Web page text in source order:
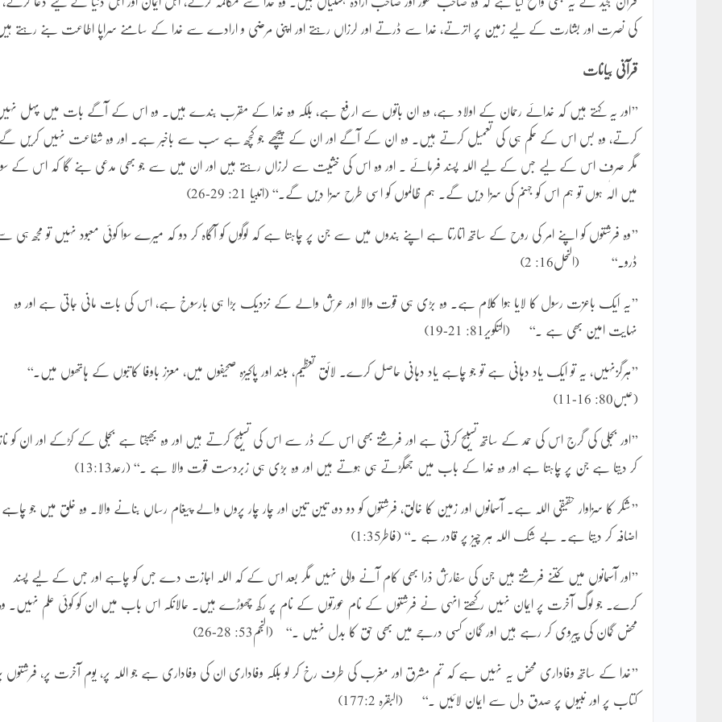
کی نصرت اور بشارت کے لیے زمین پر اترتے، خدا سے ڈرتے اور لرزاں رہتے اور اپنی مرضی و ارادے سے خدا کے سامنے سراپا اطاعت بنے رہتے
قرآنی بیانات
’’اور یہ کہتے ہیں کہ خدائے رحمان کے اولاد ہے، وہ ان باتوں سے ارفع ہے، بلکہ وہ خدا کے مقرب بندے ہیں۔ وہ اس کے آگے بات میں پہل
کرتے، وہ بس اس کے حکم ہی کی تعمیل کرتے ہیں۔ وہ ان کے آگے اور ان کے پیچھے جو کچھ ہے سب سے باخبر ہے۔ اور وہ شفاعت نہیں کریں
مگر صرف اس کے لیے جس کے لیے اللہ پسند فرمائے ۔ اور وہ اس کی خشیت سے لرزاں رہتے ہیں اور ان میں سے جو بھی مدعی بنے گا کہ اس کے
میں الٰہ ہوں تو ہم اس کو جہنم کی سزا دیں گے۔ ہم ظالموں کو اسی طرح سزا دیں گے۔‘‘ (انبیا 21: 29-26)
’’وہ فرشتوں کو اپنے امر کی روح کے ساتھ اتارتا ہے اپنے بندوں میں سے جن پر چاہتا ہے کہ لوگوں کو آگاہ کر دو کہ میرے سوا کوئی معبود نہیں تو مجھ ہی
ڈرو۔‘‘ (النحل16: 2)
’’یہ ایک باعزت رسول کا لایا ہوا کلام ہے۔ وہ بڑی ہی قوت والا اور عرش والے کے نزدیک بڑا ہی بارسوخ ہے، اس کی بات مانی جاتی ہے اور وہ
نہایت امین بھی ہے ۔‘‘ (التکویر81: 21-19)
’’ہرگزنہیں، یہ تو ایک یاد دہانی ہے تو جو چاہے یاد دہانی حاصل کرے۔ لائق تعظیم، بلند اور پاکیزہ صحیفوں میں، معزز باوفا کاتبوں کے ہاتھوں میں۔‘‘
(عبس80: 16-11)
’’اور بجلی کی گرج اس کی حمد کے ساتھ تسبیح کرتی ہے اور فرشتے بھی اس کے ڈر سے اس کی تسبیح کرتے ہیں اور وہ بھیجتا ہے بجلی کے کڑکے اور ان کو
کر دیتا ہے جن پر چاہتا ہے اور وہ خدا کے باب میں جھگڑتے ہی ہوتے ہیں اور وہ بڑی ہی زبردست قوت والا ہے ۔‘‘ (رعد13:13)
’’شکر کا سزاوار حقیقی اللہ ہے۔ آسمانوں اور زمین کا خالق، فرشتوں کو دو دو، تین تین اور چار چار پروں والے پیغام رساں بنانے والا۔ وہ خلق میں جو چاہے
اضافہ کر دیتا ہے۔ بے شک اللہ ہر چیز پر قادر ہے ۔‘‘ (فاطر1:35)
’’اور آسمانوں میں کتنے فرشتے ہیں جن کی سفارش ذرا بھی کام آنے والی نہیں مگر بعد اس کے کہ اللہ اجازت دے جس کو چاہے اور جس کے لیے پسند
کرے۔ جو لوگ آخرت پر ایمان نہیں رکھتے انہی نے فرشتوں کے نام عورتوں کے نام پر رکھ چھوڑے ہیں۔ حالانکہ اس باب میں ان کو کوئی علم نہیں۔
محض گمان کی پیروی کر رہے ہیں اور گمان کسی درجے میں بھی حق کا بدل نہیں ۔‘‘ (النجم53: 28-26)
’’خدا کے ساتھ وفاداری محض یہ نہیں ہے کہ تم مشرق اور مغرب کی طرف رخ کر لو بلکہ وفاداری ان کی وفاداری ہے جو اللہ پر، یوم آخرت پر، فرشتوں
کتاب پر اور نبیوں پر صدق دل سے ایمان لائیں ۔‘‘ (البقرہ 177:2)